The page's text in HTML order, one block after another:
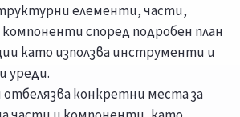
елементи, части,
според подробен план
като използва инструменти и
уреди.
конкретни места за